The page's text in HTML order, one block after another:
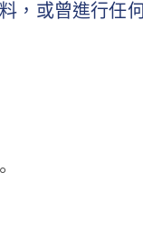
，或曾進行任